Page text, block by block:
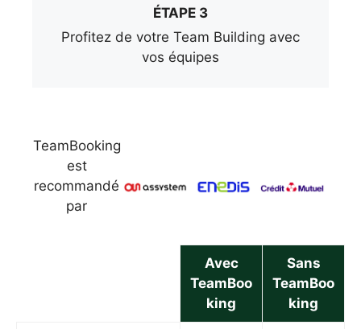
ÉTAPE 3
Profitez de votre Team Building avec
vos équipes
TeamBooking
est
recommandé
par
Avec
TeamBoo
king
Sans
TeamBoo
king